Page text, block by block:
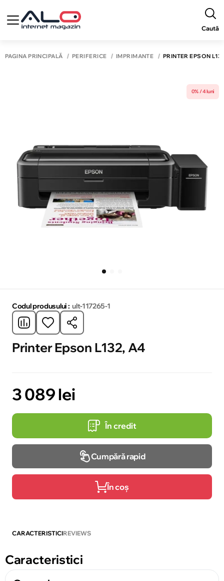
Caută
PAGINA PRINCIPALĂ PERIFERICE IMPRIMANTE PRINTER EPSON
0% / 4 luni
Codul produsului : ult-117265-1
Printer Epson L132, A4
3 089 lei
În credit
Cumpără rapid
În coș
CARACTERISTICIREVIEWS
Caracteristici